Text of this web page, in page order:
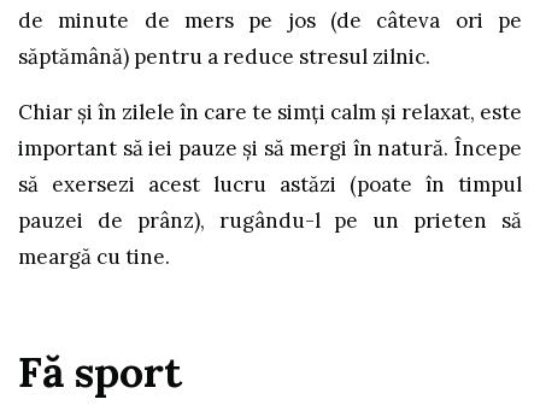
de minute de mers pe jos (de câteva ori pe
săptămână) pentru a reduce stresul zilnic.
Chiar și în zilele în care te simți calm și relaxat, este
important să iei pauze și să mergi în natură. Începe
să exersezi acest lucru astăzi (poate în timpul
pauzei de prânz), rugându-l pe un prieten să
meargă cu tine.
Fă sport